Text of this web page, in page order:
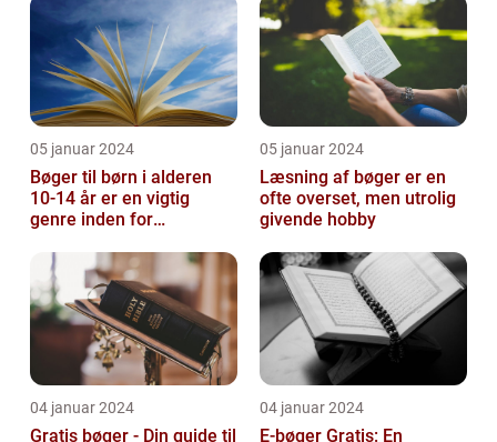
05 januar 2024
Bøger til børn i alderen
10-14 år er en vigtig
genre inden for
afgørend...
05 januar 2024
Læsning af bøger er en
ofte overset, men utrolig
givende hobby
04 januar 2024
Gratis bøger - Din guide til
04 januar 2024
E-bøger Gratis: En